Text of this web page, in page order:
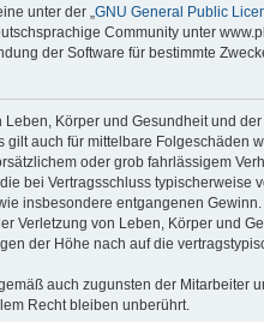
unter der „ GNU General Public
Community unter
der Software für bestimmte
Körper und Gesundheit und
auch für mittelbare Folgeschäden
oder grob fahrlässigem
bei Vertragsschluss
insbesondere entgangenen Gewinn.
Verletzung von Leben, Körper und
der Höhe nach auf die
auch zugunsten der Mitarbeiter
Recht bleiben unberührt.